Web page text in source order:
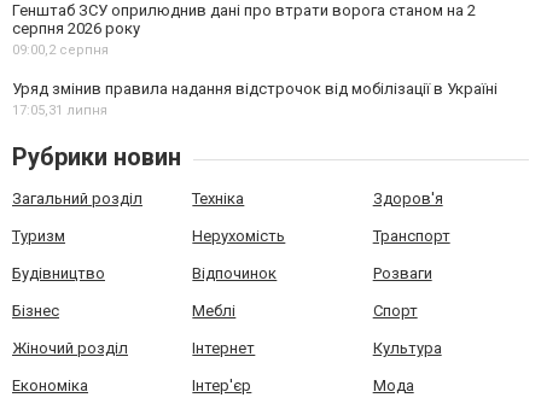
Генштаб ЗСУ оприлюднив дані про втрати ворога станом на 2
серпня 2026 року
09:00,2 серпня
Уряд змінив правила надання відстрочок від мобілізації в Україні
17:05,31 липня
Рубрики новин
Загальний розділ Техніка Здоров'я
Туризм Нерухомість Транспорт
Будівництво Відпочинок Розваги
Бізнес Меблі Спорт
Жіночий розділ Інтернет Культура
Економіка Інтер'єр Мода